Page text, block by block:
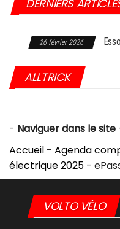
DERNIERS
26 février 2026 Essor
ALLTRICK
- Naviguer dans le site
Accueil - Agenda
électrique 2025 -
VOLTO VÉLO